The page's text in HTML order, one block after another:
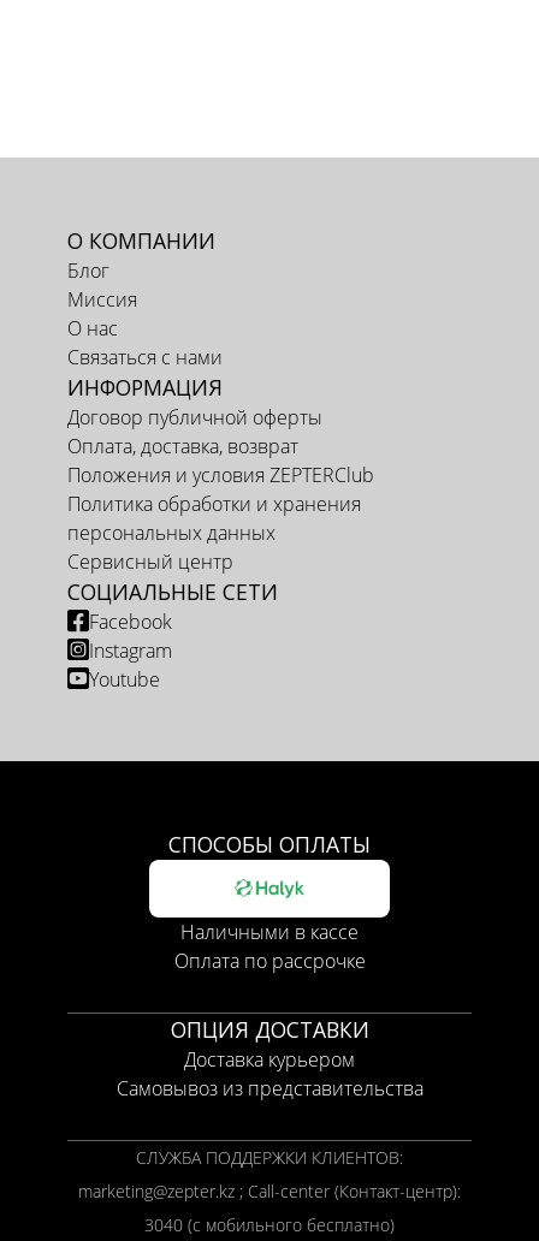
О КОМПАНИИ
Блог
Миссия
О нас
Связаться с нами
ИНФОРМАЦИЯ
Договор публичной оферты
Оплата, доставка, возврат
Положения и условия ZEPTERClub
Политика обработки и хранения
персональных данных
Сервисный центр
СОЦИАЛЬНЫЕ СЕТИ
Facebook
Instagram
Youtube
СПОСОБЫ ОПЛАТЫ
Наличными в кассе
Оплата по рассрочке
ОПЦИЯ ДОСТАВКИ
Доставка курьером
Самовывоз из представительства
СЛУЖБА ПОДДЕРЖКИ КЛИЕНТОВ:
marketing@zepter.kz ; Call-center (Контакт-центр):
3040 (с мобильного бесплатно)